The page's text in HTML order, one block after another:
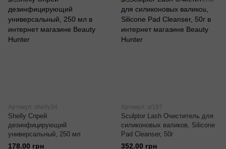
Артикул: shelly34
Shelly Спрей
дезинфицирующий
универсальный, 250 мл
178.00 грн
Артикул: sl197
Sculptor Lash Очиститель для
силиконовых валиков, Silicone
Pad Cleanser, 50г
352.00 грн